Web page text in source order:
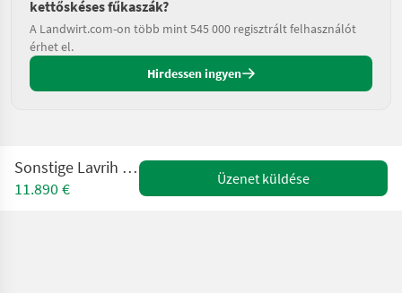
kettőskéses fűkaszák?
A Landwirt.com-on több mint 545 000 regisztrált felhasználót
érhet el.
Hirdessen ingyen
Sonstige Lavrih LandCut 256
11.890 €
Üzenet küldése